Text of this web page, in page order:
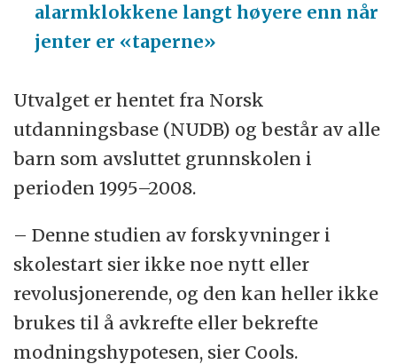
alarmklokkene langt høyere enn når
jenter er «taperne»
Utvalget er hentet fra Norsk
utdanningsbase (NUDB) og består av alle
barn som avsluttet grunnskolen i
perioden 1995–2008.
– Denne studien av forskyvninger i
skolestart sier ikke noe nytt eller
revolusjonerende, og den kan heller ikke
brukes til å avkrefte eller bekrefte
modningshypotesen, sier Cools.